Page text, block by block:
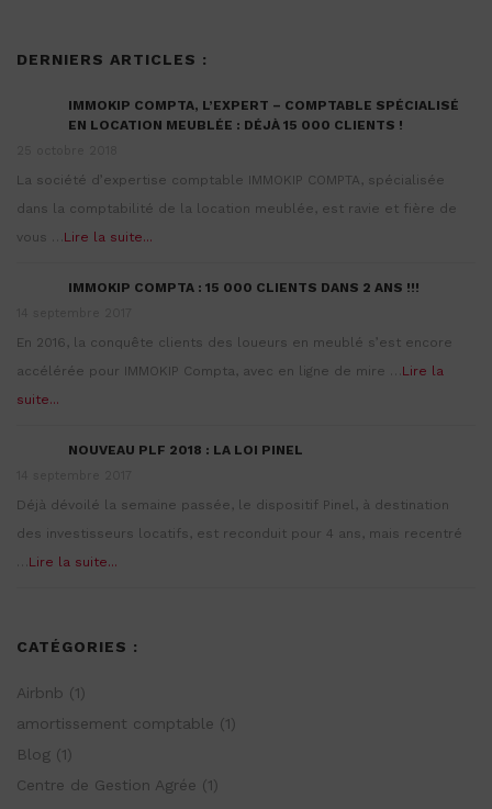
DERNIERS ARTICLES :
IMMOKIP COMPTA, L’EXPERT – COMPTABLE SPÉCIALISÉ
EN LOCATION MEUBLÉE : DÉJÀ 15 000 CLIENTS !
La société d’expertise comptable IMMOKIP COMPTA, spécialisée
dans la comptabilité de la location meublée, est ravie et fière de
vous … Lire la suite...
IMMOKIP COMPTA : 15 000 CLIENTS DANS 2 ANS !!!
En 2016, la conquête clients des loueurs en meublé s’est encore
accélérée pour IMMOKIP Compta, avec en ligne de mire … Lire la
suite...
NOUVEAU PLF 2018 : LA LOI PINEL
Déjà dévoilé la semaine passée, le dispositif Pinel, à destination
des investisseurs locatifs, est reconduit pour 4 ans, mais recentré
Lire la suite...
CATÉGORIES :
Airbnb (1)
amortissement comptable (1)
Blog (1)
Centre de Gestion Agrée (1)